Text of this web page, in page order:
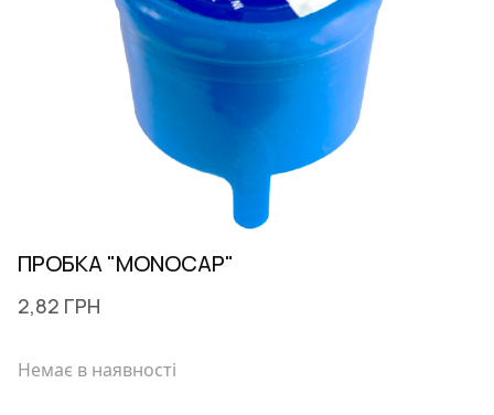
ПРОБКА "MONOCAP"
2,82 ГРН
Немає в наявності